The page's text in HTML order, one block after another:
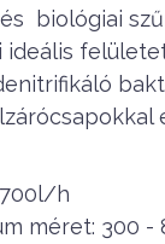
biológiai
ideális
h
méret: 300 -